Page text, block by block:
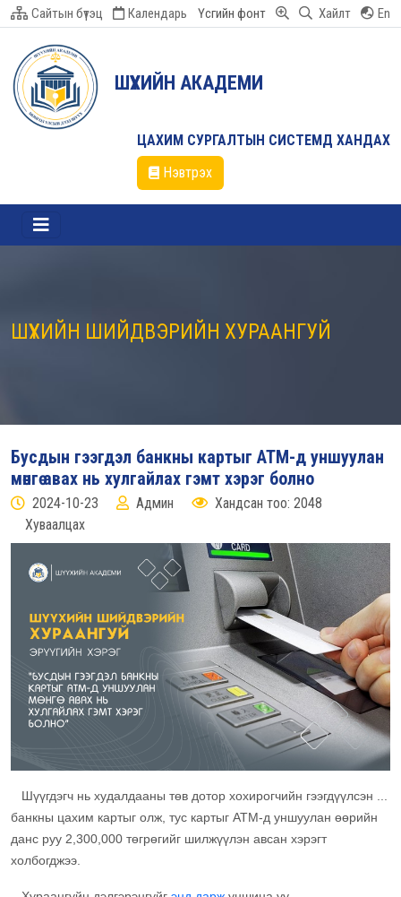
Сайтын бүтэц Календарь Үсгийн фонт Хайлт En
ШҮҮХИЙН АКАДЕМИ
ЦАХИМ СУРГАЛТЫН СИСТЕМД ХАНДАХ
Нэвтрэх
ШҮҮХИЙН ШИЙДВЭРИЙН ХУРААНГУЙ
Бусдын гээгдэл банкны картыг АТМ-д уншуулан
мөнгө авах нь хулгайлах гэмт хэрэг болно
2024-10-23 Админ
Хандсан тоо: 2048
Хуваалцах
Шүүгдэгч нь худалдааны төв дотор хохирогчийн гээгдүүлсэн ...
банкны цахим картыг олж, тус картыг АТМ-д уншуулан өөрийн
данс руу 2,300,000 төгрөгийг шилжүүлэн авсан хэрэгт
холбогджээ.